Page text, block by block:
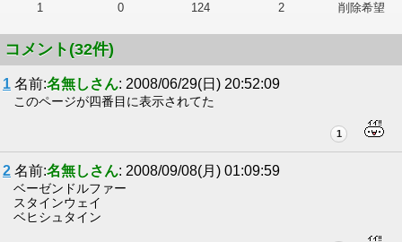
1 0 124 2 削除希望
コメント(32件)
1 名前:名無しさん: 2008/06/29(日) 20:52:09
このページが四番目に表示されてた
1
2 名前:名無しさん: 2008/09/08(月) 01:09:59
ベーゼンドルファー
スタインウェイ
ベヒシュタイン